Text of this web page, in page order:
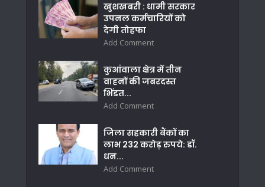
खुशखबरी : धामी सरकार
उपनल कर्मचारियों को
देगी तोहफा
Add Comment
कुआंवाला क्षेत्र में तीन
वाहनों की जबरदस्त
भिंडत...
Add Comment
जिला सहकारी बैंकों का
लाभ 232 करोड़ रुपये: डॉ.
धन...
Add Comment